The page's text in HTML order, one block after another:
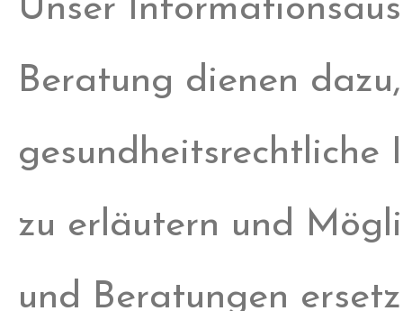
Unser
Beratung dienen
zu erläutern und
und Beratungen